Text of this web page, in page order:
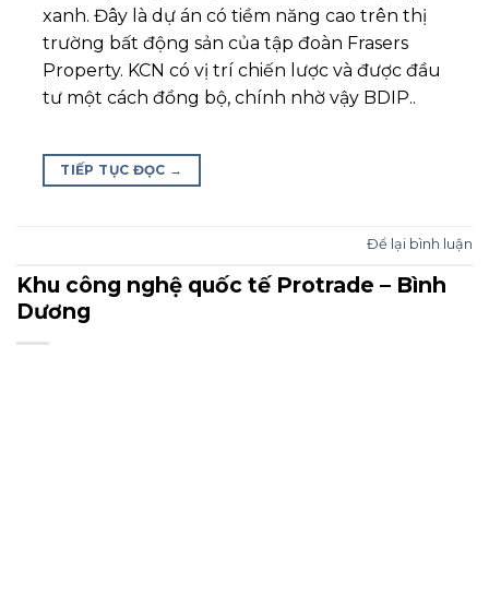
xanh. Đây là dự án có tiềm năng cao trên thị
trường bất động sản của tập đoàn Frasers
Property. KCN có vị trí chiến lược và được đầu
tư một cách đồng bộ, chính nhờ vậy BDIP..
TIẾP TỤC ĐỌC →
Để lại bình luận
Khu công nghệ quốc tế Protrade – Bình
Dương